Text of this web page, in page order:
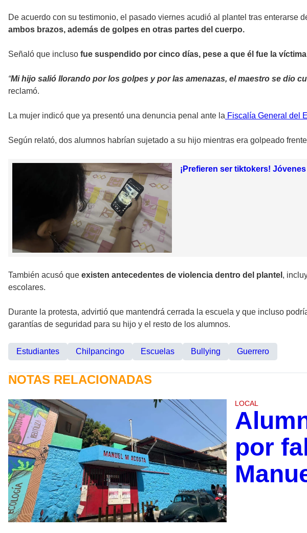
De acuerdo con su testimonio, el pasado viernes acudió al plantel tras enterarse
ambos brazos, además de golpes en otras partes del cuerpo.
Señaló que incluso fue suspendido por cinco días, pese a que él fue la
“Mi hijo salió llorando por los golpes y por las amenazas, el maestro se dio
reclamó.
La mujer indicó que ya presentó una denuncia penal ante la Fiscalía General del
Según relató, dos alumnos habrían sujetado a su hijo mientras era golpeado
¡Prefieren ser tiktokers!
También acusó que existen antecedentes de violencia dentro del plantel ,
escolares.
Durante la protesta, advirtió que mantendrá cerrada la escuela y que incluso
garantías de seguridad para su hijo y el resto de los alumnos.
Estudiantes Chilpancingo Escuelas Bullying Guerrero
NOTAS RELACIONADAS
LOCAL
por